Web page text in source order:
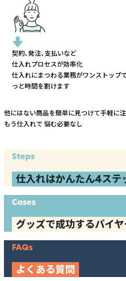
契約、発注、支払いなど
仕入れプロセスが効率化
仕入れにまつわる業務がワンストップ
っと時間を割けます
他にはない商品を簡単に見つけて手軽に注
もう仕入れで 悩む必要なし
Steps
仕入れはかんたん4ステ
Cases
グッズで成功するバイ
FAQs
よくある質問